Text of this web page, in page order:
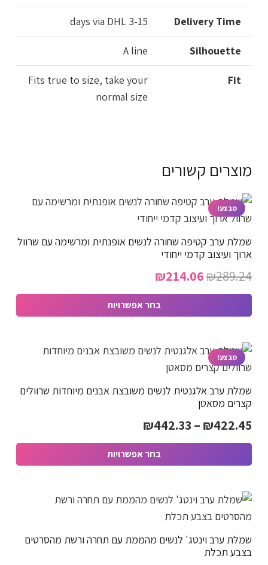
Delivery Time
3-15 days via DHL
Silhouette
A line
Fit
Fits true to size, take your
normal size
מוצרים קשורים
מבצע!
שמלת ערב קטיפה שחורה לנשים אופנתית ומרשימה עם שרוול
ארוך ועיצוב קדמי ייחודי
₪289.24
המחיר
המקורי
₪214.06
הנוכחי
הוא:
בחר אפשרויות
זה
יש
מספר
סוגים.
ניתן
לבחור
את
המוצר
מבצע!
שמלת ערב אלגנטית לנשים משובצת אבנים מיוחדות שרוולים
קצרים מסאטן
₪422.45
–
₪442.33
מחירים:
בחר אפשרויות
זה
מספר
סוגים.
ניתן
שמלת ערב וינטג' לנשים מהממת עם תחרה ורשת מהסרטים
בצבע תכלת